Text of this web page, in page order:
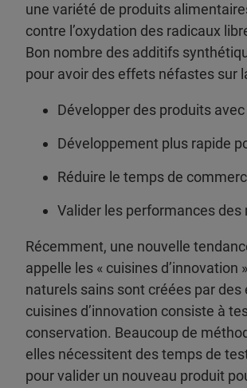
une variété de produits
contre l’oxydation des radicaux
Bon nombre des additifs
pour avoir des effets néfastes sur
Développer des produits
Développement plus rapide
Réduire le temps de
Valider les performances
Récemment, une nouvelle
appelle les « cuisines
naturels sains sont créées par des
cuisines d’innovation consiste à
conservation. Beaucoup de
elles nécessitent des temps de
pour valider un nouveau produit